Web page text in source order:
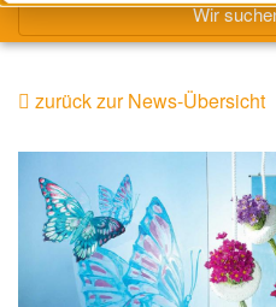
zurück zur News-Übersicht
Wir